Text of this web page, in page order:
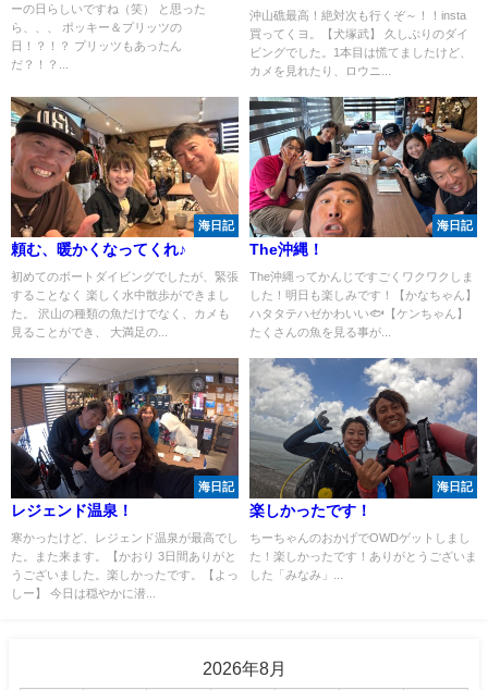
ーの日らしいですね（笑） と思った
ら、、、 ポッキー＆プリッツの
日！？！？ プリッツもあったん
だ？！？...
沖山礁最高！絶対次も行くぞ～！！insta
買ってくヨ。【犬塚武】 久しぶりのダイ
ビングでした。1本目は慌てましたけど、
カメを見れたり、ロウニ...
海日記
頼む、暖かくなってくれ♪
初めてのボートダイビングでしたが、緊張
することなく 楽しく水中散歩ができまし
た。 沢山の種類の魚だけでなく、カメも
見ることができ、 大満足の...
海日記
The沖縄！
The沖縄ってかんじですごくワクワクしま
した！明日も楽しみです！【かなちゃん】
ハタタテハゼかわいい🐟【ケンちゃん】
たくさんの魚を見る事が...
海日記
レジェンド温泉！
寒かったけど、レジェンド温泉が最高でし
た。また来ます。【かおり 3日間ありがと
うございました。楽しかったです。【よっ
しー】 今日は穏やかに潜...
海日記
楽しかったです！
ちーちゃんのおかげでOWDゲットしまし
た！楽しかったです！ありがとうございま
した「みなみ」...
2026年8月